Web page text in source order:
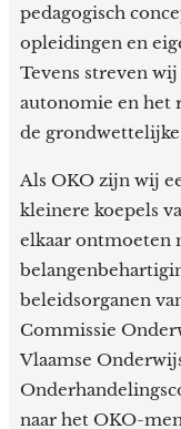
pedagogisch
opleidingen en
Tevens streven
autonomie en het
de
Als OKO zijn wij
kleinere koepels
elkaar ontmoeten
beleidsorganen
Commissie
Vlaamse
naar het OKO-